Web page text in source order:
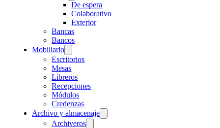
De espera
Colaborativo
Exterior
Bancas
Bancos
Mobiliario
Escritorios
Mesas
Libreros
Recepciones
Módulos
Credenzas
Archivo y almacenaje
Archiveros